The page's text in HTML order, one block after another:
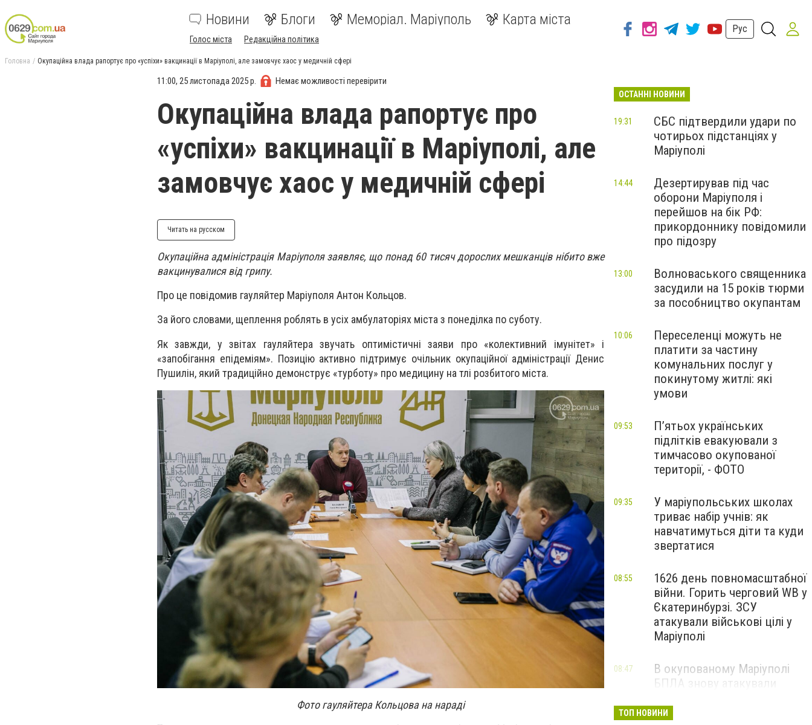
Новини Блоги Меморіал. Маріуполь Карта міста
Голос міста Редакційна політика
Рус
Головна Окупаційна влада рапортує про «успіхи» вакцинації в Маріуполі, але замовчує хаос у медичній сфері
11:00, 25 листопада 2025 р. Немає можливості перевірити
Окупаційна влада рапортує про
«успіхи» вакцинації в Маріуполі, але
замовчує хаос у медичній сфері
Читать на русском
Окупаційна адміністрація Маріуполя заявляє, що понад 60 тисяч дорослих мешканців нібито вже
вакцинувалися від грипу.
Про це повідомив гауляйтер Маріуполя Антон Кольцов.
За його словами, щеплення роблять в усіх амбулаторіях міста з понеділка по суботу.
Як завжди, у звітах гауляйтера звучать оптимістичні заяви про «колективний імунітет» і
«запобігання епідеміям». Позицію активно підтримує очільник окупаційної адміністрації Денис
Пушилін, який традиційно демонструє «турботу» про медицину на тлі розбитого міста.
Фото гауляйтера Кольцова на нараді
ОСТАННІ НОВИНИ
СБС підтвердили удари по
чотирьох підстанціях у
Маріуполі
19:31
Дезертирував під час
оборони Маріуполя і
перейшов на бік РФ:
прикордоннику повідомили
про підозру
14:44
Волноваського священника
засудили на 15 років тюрми
за пособництво окупантам
13:00
Переселенці можуть не
платити за частину
комунальних послуг у
покинутому житлі: які
умови
10:06
П’ятьох українських
підлітків евакуювали з
тимчасово окупованої
території, - ФОТО
09:53
У маріупольських школах
триває набір учнів: як
навчатимуться діти та куди
звертатися
09:35
1626 день повномасштабної
війни. Горить черговий WB у
Єкатеринбурзі. ЗСУ
атакували військові цілі у
Маріуполі
08:55
В окупованому Маріуполі
БПЛА знову атакували
— ВІДЕО
08:47
ТОП НОВИНИ